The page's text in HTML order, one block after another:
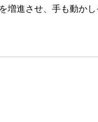
増進させ、手も動か